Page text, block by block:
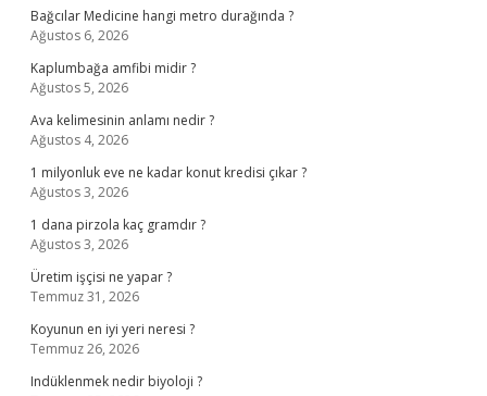
Bağcılar Medicine hangi metro durağında ?
Ağustos 6, 2026
Kaplumbağa amfibi midir ?
Ağustos 5, 2026
Ava kelimesinin anlamı nedir ?
Ağustos 4, 2026
1 milyonluk eve ne kadar konut kredisi çıkar ?
Ağustos 3, 2026
1 dana pirzola kaç gramdır ?
Ağustos 3, 2026
Üretim işçisi ne yapar ?
Temmuz 31, 2026
Koyunun en iyi yeri neresi ?
Temmuz 26, 2026
Indüklenmek nedir biyoloji ?